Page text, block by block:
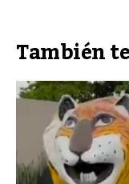
También